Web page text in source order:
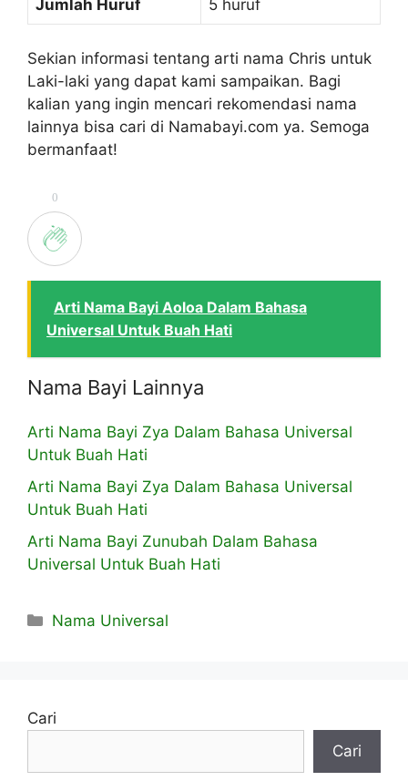
Jumlah Huruf 5 huruf
Sekian informasi tentang arti nama Chris untuk
Laki-laki yang dapat kami sampaikan. Bagi
kalian yang ingin mencari rekomendasi nama
lainnya bisa cari di Namabayi.com ya. Semoga
bermanfaat!
0
Arti Nama Bayi Aoloa Dalam Bahasa
Universal Untuk Buah Hati
Nama Bayi Lainnya
Arti Nama Bayi Zya Dalam Bahasa Universal
Untuk Buah Hati
Arti Nama Bayi Zya Dalam Bahasa Universal
Untuk Buah Hati
Arti Nama Bayi Zunubah Dalam Bahasa
Universal Untuk Buah Hati
Kategori
Nama Universal
Cari
Cari